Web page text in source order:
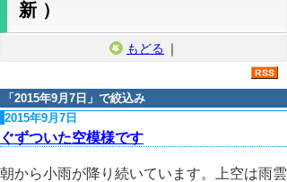
新）
もどる ｜
「 2015年9月7日 」で絞込み
2015年9月7日
ぐずついた空模様です
朝から小雨が降り続いています。上空は雨雲